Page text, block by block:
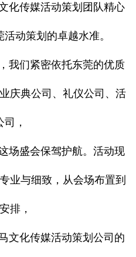
化传媒活动策划团队精心
动策划的卓越水准。
我们紧密依托东莞的优质
庆典公司、礼仪公司、活
司，
场盛会保驾护航。活动现
业与细致，从会场布置到
排，
文化传媒活动策划公司的